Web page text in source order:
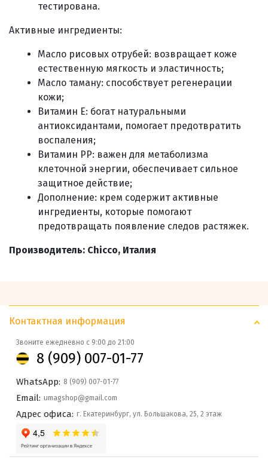
тестирована.
Активные ингредиенты:
Масло рисовых отрубей: возвращает коже
естественную мягкость и эластичность;
Масло таману: способствует регенерации
кожи;
Витамин E: богат натуральными
антиоксидантами, помогает предотвратить
воспаления;
Витамин PP: важен для метаболизма
клеточной энергии, обеспечивает сильное
защитное действие;
Дополнение: крем содержит активные
ингредиенты, которые помогают
предотвращать появление следов растяжек.
Производитель: Chicco, Италия
Контактная информация
Звоните ежедневно с 9:00 до 21:00
8 (909) 007-01-77
WhatsApp: 8 (909) 007-01-77
Email: umagshop@gmail.com
Адрес офиса: г. Екатеринбург, ул. Большакова, 25, 2 этаж